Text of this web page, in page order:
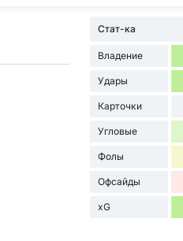
Стат-ка
Владение
Удары
Карточки
Угловые
Фолы
Офсайды
xG